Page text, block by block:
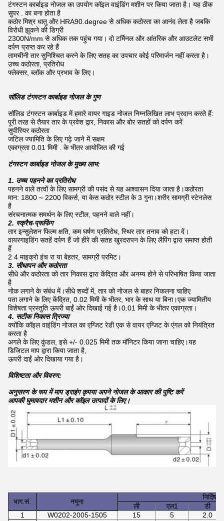
टंगस्टन कार्बाइड नोजल का उपयोग कॉइल वाइंडिंग मशीन पर किया जाता है। यह ठीक
सुपर . का बना होता है
कठोर मिश्र धातु और HRA90.degree से अधिक कठोरता का आनंद लेता है जबकि
विरोधी झुकने की डिग्री
2300N/mm से अधिक तक पहुंच गया। दो टर्मिनल और आंतरिक और आउटलेट सभी
दर्पण प्राप्त कर रहे हैं
तामचीनी तार सुनिश्चित करने के लिए सतह का उपचार कोई परिमार्जन नहीं करता है।
उच्च कठोरता, प्रतिरोध
फ्लेक्सर, ब्लॉक और प्रभाव के लिए।
सॉलिड टंगस्टन कार्बाइड नोजल के गुण
सॉलिड टंगस्टन कार्बाइड में हमारे वायर गाइड नोजल निम्नलिखित लाभ प्रदान करते हैं:
पूरी तरह से तैयार तार के प्रवेश द्वार, निकास और बोर सतहों को दर्पण करें
सुपीरियर कठोरता
जटिल ज्यामिति के लिए गढ़े जाने में सक्षम
एकाग्रता 0.01 मिमी . के भीतर आयोजित की गई
टंगस्टन कार्बाइड नोजल के मुख्य लाभ:
1. उच्च पहनने का प्रतिरोध
पहनने वाले तत्वों के लिए सामग्री की पसंद से यह आश्वासन दिया जाता है।कठोरता
मान: 1800 ~ 2200 विकर्स, या केस कठोर स्टील के 3 गुना।शरीर सामग्री स्टेनलेस
है
संरचनात्मक समर्थन के लिए स्टील, पहनने वाले नहीं।
2. स्क्रैच-प्रूफिंग
तार इन्सुलेशन फिल्म क्षति, कम घर्षण प्रतिरोध, स्थिर तार तनाव को हटा दें।
वायरगाइडिंग सतहें दर्पण हैं जो हीरे की सतह खुरदरापन के लिए लैपिंग द्वारा समाप्त होती
हैं
2 4 माइक्रो इंच रा या बेहतर, सामग्री परमिट।
3. सीधापन और कठोरता
सीधे और कठोरता को तार निकास द्वारा केंद्रित और अनम्य होने से परिभाषित किया जाता
है
नोक लगाने के संबंध में।सीधे शब्दों में, तार को नोजल से बाहर निकलना चाहिए
पता लगाने के लिए केंद्रित, 0.02 मिमी के भीतर, भार के साथ या बिना।एक ज्यामितीय
विशेषता प्रस्तुति ऊपरी बाईं ओर दिखाई गई है।0.01 मिमी के भीतर एकाग्रता।
4. सटीक निकास त्रिज्या
क्योंकि कॉइल वाइंडिंग नोजल का एग्जिट रेडी एक से वायर एग्जिट के एंगल को नियंत्रित
करता है
अगले के लिए कुंडल, इसे +/- 0.025 मिमी तक मॉनिटर किया जाना चाहिए।यह
डिजिटल माप द्वारा किया जाता है,
ऊपरी दाईं ओर दिखाया गया है।
विशिष्टता और विवरण:
अनुसरण के रूप में माप ड्राइंग कृपया अपने नोजल के आकार की पुष्टि करें
आपकी घुमावदार मशीन और कॉइल उत्पादों के लिए।
भाग.सं. नमूना
ली
एल1
डी
1
W0202-2005-1505 15 5
2.0